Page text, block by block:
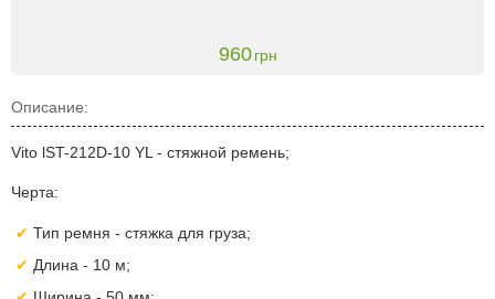
960 грн
Описание:
Vito lST-212D-10 YL - стяжной ремень;
Черта:
Тип ремня - стяжка для груза;
Длина - 10 м;